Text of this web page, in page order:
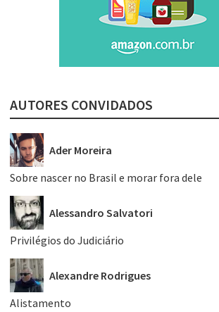
AUTORES CONVIDADOS
Ader Moreira
Sobre nascer no Brasil e morar fora dele
Alessandro Salvatori
Privilégios do Judiciário
Alexandre Rodrigues
Alistamento